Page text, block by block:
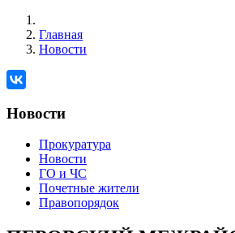
Главная
Новости
Новости
Прокуратура
Новости
ГО и ЧС
Почетные жители
Правопорядок